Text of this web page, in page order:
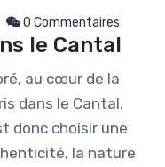
0 Commentaires
le Cantal
au cœur de la
dans le Cantal.
donc choisir une
la nature